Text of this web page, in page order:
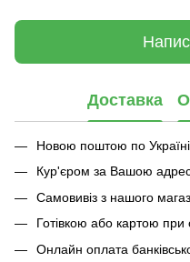
Доставка
Новою поштою по Україні
Кур'єром за Вашою
Самовивіз з нашого
Готівкою або картою при
Онлайн оплата